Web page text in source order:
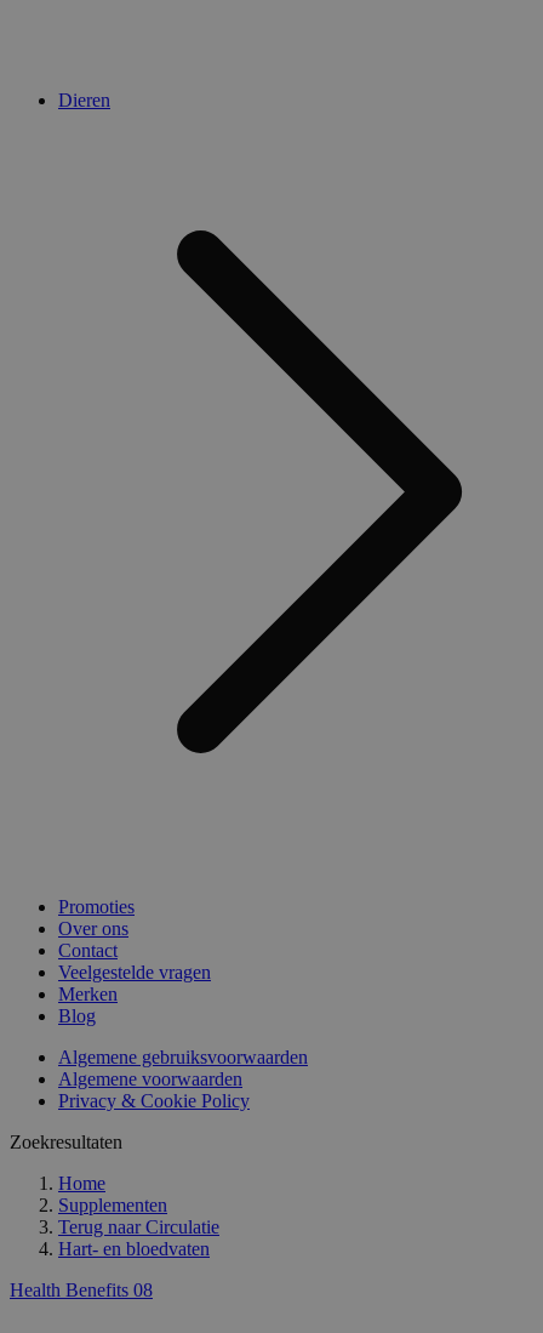
Dieren
Promoties
Over ons
Contact
Veelgestelde vragen
Merken
Blog
Algemene gebruiksvoorwaarden
Algemene voorwaarden
Privacy & Cookie Policy
Zoekresultaten
Home
Supplementen
Terug naar Circulatie
Hart- en bloedvaten
Health Benefits 08